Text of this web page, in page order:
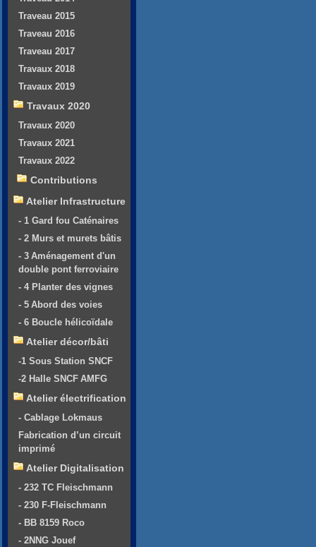
Traveau 2015
Traveau 2016
Traveau 2017
Travaux 2018
Travaux 2019
Travaux 2020
Travaux 2020
Travaux 2021
Travaux 2022
Contributions
Atelier Infrastructure
- 1 Gard fou Caténaires
- 2 Murs et murets bâtis
- 3 Aménagement d'un
double pont ferroviaire
- 4 Planter des vignes
- 5 Abord des voies
- 6 Boucle hélicoïdale
Atelier décor/bâti
-1 Sous Station SNCF
-2 Halle SNCF AMFG
Atelier électrification
- Cablage Lokmaus
Fabrication d’un circuit
imprimé
Atelier Digitalisation
- 232 TC Fleischmann
- 230 F-Fleischmann
- BB 8159 Roco
- 2NNG Jouef